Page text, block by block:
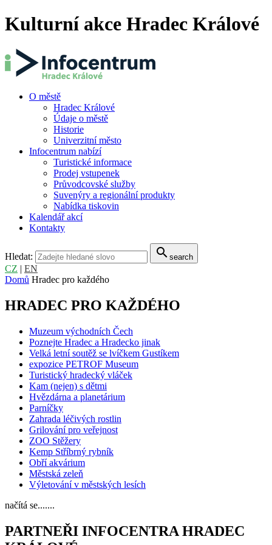
Kulturní akce Hradec Králové
O městě
Hradec Králové
Údaje o městě
Historie
Univerzitní město
Infocentrum nabízí
Turistické informace
Prodej vstupenek
Průvodcovské služby
Suvenýry a regionální produkty
Nabídka tiskovin
Kalendář akcí
Kontakty
Hledat: search search
CZ | EN
Domů Hradec pro každého
HRADEC PRO KAŽDÉHO
Muzeum východních Čech
Poznejte Hradec a Hradecko jinak
Velká letní soutěž se lvíčkem Gustíkem
expozice PETROF Museum
Turistický hradecký vláček
Kam (nejen) s dětmi
Hvězdárna a planetárium
Parníčky
Zahrada léčivých rostlin
Grilování pro veřejnost
ZOO Stěžery
Kemp Stříbrný rybník
Obří akvárium
Městská zeleň
Výletování v městských lesích
načítá se.......
PARTNEŘI INFOCENTRA HRADEC